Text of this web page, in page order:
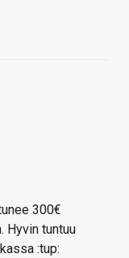
300€
Hyvin tuntuu
:tup: